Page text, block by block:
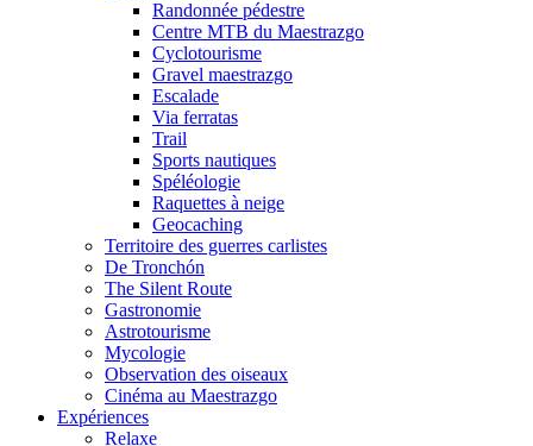
Randonnée pédestre
Centre MTB du Maestrazgo
Cyclotourisme
Gravel maestrazgo
Escalade
Via ferratas
Trail
Sports nautiques
Spéléologie
Raquettes à neige
Geocaching
Territoire des guerres carlistes
De Tronchón
The Silent Route
Gastronomie
Astrotourisme
Mycologie
Observation des oiseaux
Cinéma au Maestrazgo
Expériences
Relaxe